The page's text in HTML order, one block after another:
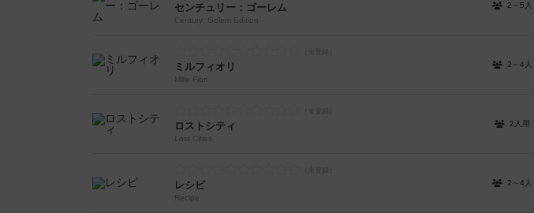
センチュリー：ゴーレム
Century: Golem Edition
2～5人
ミルフィオリ
Mille Fiori
2～4人
ロストシティ
Lost Cities
2人用
レシピ
Recipe
2～4人